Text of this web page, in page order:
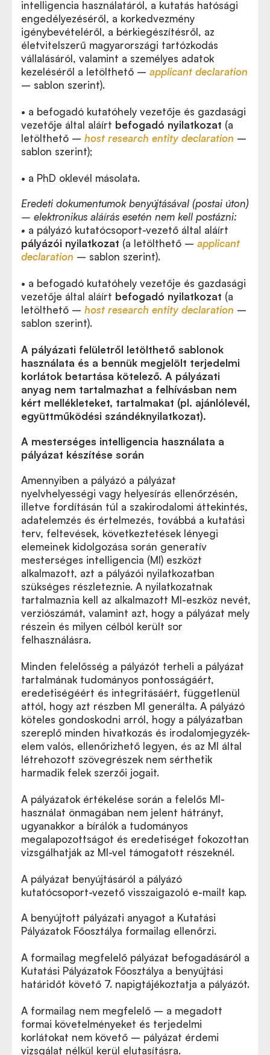
intelligencia használatáról, a kutatás hatósági
engedélyezéséről, a korkedvezmény
igénybevételéről, a bérkiegészítésről, az
életvitelszerű magyarországi tartózkodás
vállalásáról, valamint a személyes adatok
kezeléséről a letölthető – applicant declaration
– sablon szerint).
• a befogadó kutatóhely vezetője és gazdasági
vezetője által aláírt befogadó nyilatkozat (a
letölthető – host research entity declaration –
sablon szerint);
• a PhD oklevél másolata.
Eredeti dokumentumok benyújtásával (postai úton)
– elektronikus aláírás esetén nem kell postázni:
• a pályázó kutatócsoport-vezető által aláírt
pályázói nyilatkozat (a letölthető – applicant
declaration – sablon szerint).
• a befogadó kutatóhely vezetője és gazdasági
vezetője által aláírt befogadó nyilatkozat (a
letölthető – host research entity declaration –
sablon szerint).
A pályázati felületről letölthető sablonok
használata és a bennük megjelölt terjedelmi
korlátok betartása kötelező. A pályázati
anyag nem tartalmazhat a felhívásban nem
kért mellékleteket, tartalmakat (pl. ajánlólevél,
együttműködési szándéknyilatkozat).
A mesterséges intelligencia használata a
pályázat készítése során
Amennyiben a pályázó a pályázat
nyelvhelyességi vagy helyesírás ellenőrzésén,
illetve fordításán túl a szakirodalomi áttekintés,
adatelemzés és értelmezés, továbbá a kutatási
terv, feltevések, következtetések lényegi
elemeinek kidolgozása során generatív
mesterséges intelligencia (MI) eszközt
alkalmazott, azt a pályázói nyilatkozatban
szükséges részleteznie. A nyilatkozatnak
tartalmaznia kell az alkalmazott MI-eszköz nevét,
verziószámát, valamint azt, hogy a pályázat mely
részein és milyen célból került sor
felhasználásra.
Minden felelősség a pályázót terheli a pályázat
tartalmának tudományos pontosságáért,
eredetiségéért és integritásáért, függetlenül
attól, hogy azt részben MI generálta. A pályázó
köteles gondoskodni arról, hogy a pályázatban
szereplő minden hivatkozás és irodalomjegyzék-
elem valós, ellenőrizhető legyen, és az MI által
létrehozott szövegrészek nem sérthetik
harmadik felek szerzői jogait.
A pályázatok értékelése során a felelős MI-
használat önmagában nem jelent hátrányt,
ugyanakkor a bírálók a tudományos
megalapozottságot és eredetiséget fokozottan
vizsgálhatják az MI-vel támogatott részeknél.
A pályázat benyújtásáról a pályázó
kutatócsoport-vezető visszaigazoló e-mailt kap.
A benyújtott pályázati anyagot a Kutatási
Pályázatok Főosztálya formailag ellenőrzi.
A formailag megfelelő pályázat befogadásáról a
Kutatási Pályázatok Főosztálya a benyújtási
határidőt követő 7. napigtájékoztatja a pályázót.
A formailag nem megfelelő – a megadott
formai követelményeket és terjedelmi
korlátokat nem követő – pályázat érdemi
vizsgálat nélkül kerül elutasításra.